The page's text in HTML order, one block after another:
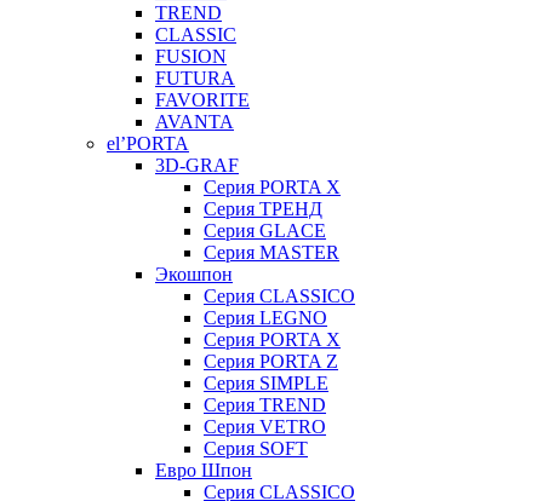
TREND
CLASSIC
FUSION
FUTURA
FAVORITE
AVANTA
el’PORTA
3D-GRAF
Серия PORTA X
Серия ТРЕНД
Серия GLACE
Серия MASTER
Экошпон
Серия CLASSICO
Серия LEGNO
Серия PORTA X
Серия PORTA Z
Серия SIMPLE
Серия TREND
Серия VETRO
Серия SOFT
Евро Шпон
Серия CLASSICO